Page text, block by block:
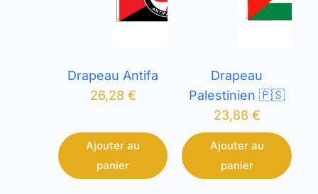
Drapeau Antifa
26,28 €
Ajouter au
panier
Drapeau
Palestinien 🇵🇸
23,88 €
Ajouter au
panier